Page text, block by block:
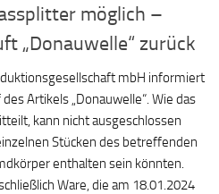
möglich –
„Donauwelle“ zurück
mbH informiert
Artikels „Donauwelle“. Wie das
kann nicht ausgeschlossen
Stücken des betreffenden
enthalten sein könnten.
Ware, die am 18.01.2024